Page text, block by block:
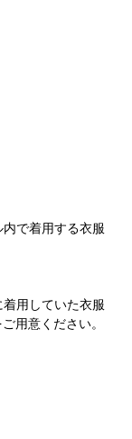
で着用する衣服
用していた衣服
用意ください。